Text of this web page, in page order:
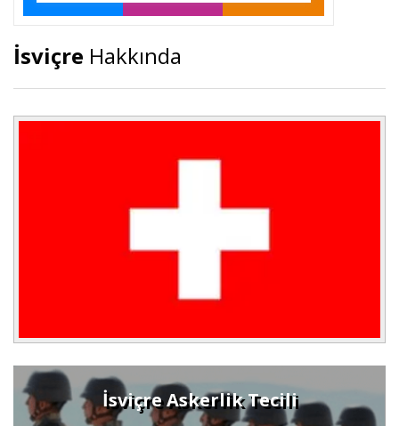
İsviçre Hakkında
İsviçre Askerlik Tecili